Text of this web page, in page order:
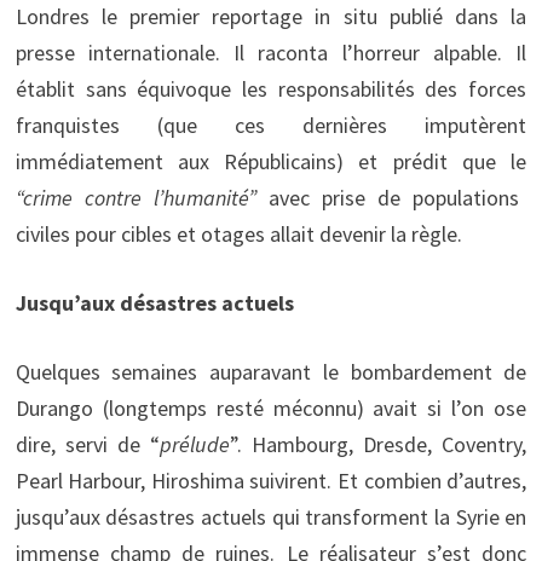
Londres le premier reportage in situ publié dans la
presse internationale. Il raconta l’horreur alpable. Il
établit sans équivoque les responsabilités des forces
franquistes (que ces dernières imputèrent
immédiatement aux Républicains) et prédit que le
“crime contre l’humanité”avec prise de populations
civiles pour cibles et otages allait devenir la règle.
Jusqu’aux désastres actuels
Quelques semaines auparavant le bombardement de
Durango (longtemps resté méconnu) avait si l’on ose
dire, servi de “prélude”. Hambourg, Dresde, Coventry,
Pearl Harbour, Hiroshima suivirent. Et combien d’autres,
jusqu’aux désastres actuels qui transforment la Syrie en
immense champ de ruines. Le réalisateur s’est donc